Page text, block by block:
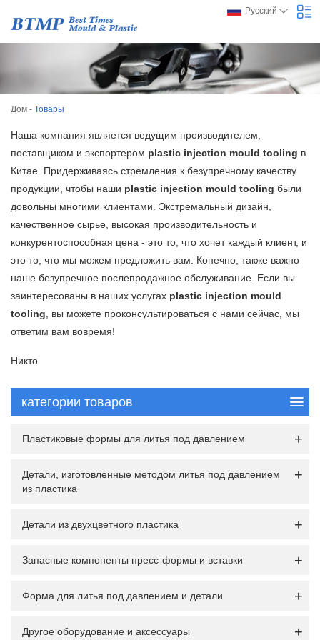
Русский
Дом - Товары
Наша компания является ведущим производителем,
поставщиком и экспортером plastic injection mould tooling в
Китае. Придерживаясь стремления к безупречному качеству
продукции, чтобы наши plastic injection mould tooling были
довольны многими клиентами. Экстремальный дизайн,
качественное сырье, высокая производительность и
конкурентоспособная цена - это то, что хочет каждый клиент, и
это то, что мы можем предложить вам. Конечно, также важно
наше безупречное послепродажное обслуживание. Если вы
заинтересованы в наших услугах plastic injection mould
tooling , вы можете проконсультироваться с нами сейчас, мы
ответим вам вовремя!
Никто
категории товаров
Пластиковые формы для литья под давлением
Детали, изготовленные методом литья под давлением
из пластика
Детали из двухцветного пластика
Запасные компоненты пресс-формы и вставки
Форма для литья под давлением и детали
Другое оборудование и аксессуары